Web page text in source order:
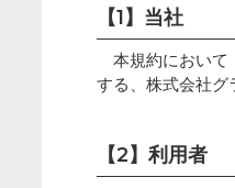
【1】当社
本規約において
する、株式会社グ
【2】利用者